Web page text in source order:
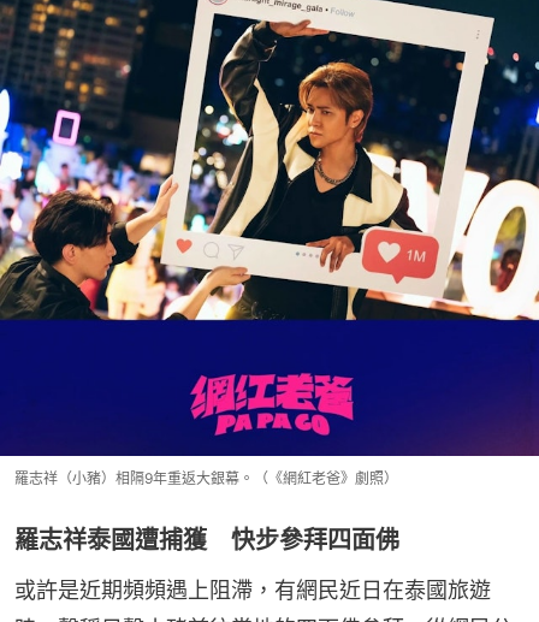
羅志祥（小豬）相隔9年重返大銀幕。（《網紅老爸》劇照）
羅志祥泰國遭捕獲 快步參拜四面佛
或許是近期頻頻遇上阻滯，有網民近日在泰國旅遊